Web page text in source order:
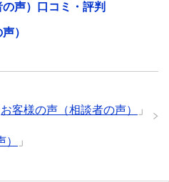
声）口コミ・評判
）
お客様の声（相談者の声） 」
」